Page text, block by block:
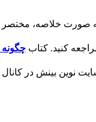
صورت خلاصه، مختصر
کنید. کتاب چگونه
نوین بینش در